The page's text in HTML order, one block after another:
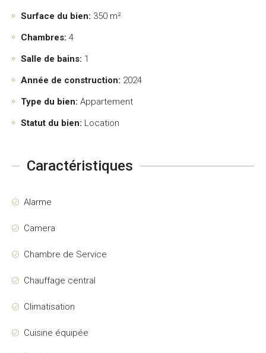
Surface du bien: 350 m²
Chambres: 4
Salle de bains: 1
Année de construction: 2024
Type du bien: Appartement
Statut du bien: Location
Caractéristiques
Alarme
Camera
Chambre de Service
Chauffage central
Climatisation
Cuisine équipée